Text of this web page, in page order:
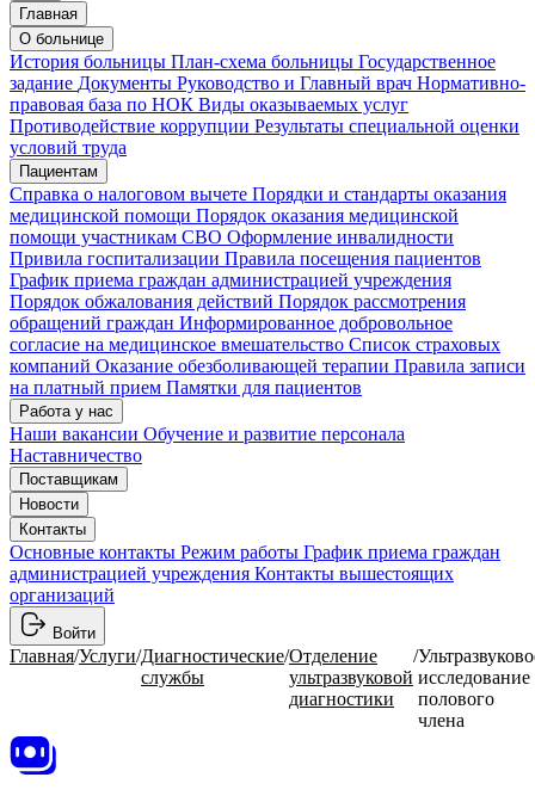
Главная
О больнице
История больницы План-схема больницы Государственное
задание Документы Руководство и Главный врач Нормативно-
правовая база по НОК Виды оказываемых услуг
Противодействие коррупции Результаты специальной оценки
условий труда
Пациентам
Справка о налоговом вычете Порядки и стандарты оказания
медицинской помощи Порядок оказания медицинской
помощи участникам СВО Оформление инвалидности
Привила госпитализации Правила посещения пациентов
График приема граждан администрацией учреждения
Порядок обжалования действий Порядок рассмотрения
обращений граждан Информированное добровольное
согласие на медицинское вмешательство Список страховых
компаний Оказание обезболивающей терапии Правила записи
на платный прием Памятки для пациентов
Работа у нас
Наши вакансии Обучение и развитие персонала
Наставничество
Поставщикам
Новости
Контакты
Основные контакты Режим работы График приема граждан
администрацией учреждения Контакты вышестоящих
организаций
Войти
Главная/Услуги/Диагностические
службы
/Отделение
ультразвуковой
диагностики
/
исследование
полового
члена